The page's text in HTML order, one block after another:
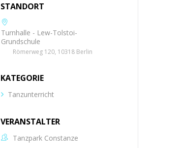
STANDORT
Turnhalle - Lew-Tolstoi-
Grundschule
Römerweg 120, 10318 Berlin
KATEGORIE
Tanzunterricht
VERANSTALTER
Tanzpark Constanze